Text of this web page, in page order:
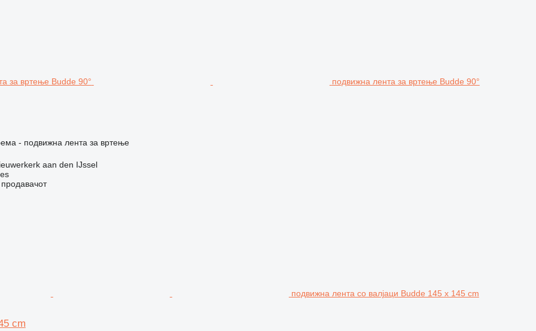
подвижна лента за вртење Budde 90°
- подвижна лента за вртење
aan den IJssel
продавачот
подвижна лента со валјаци Budde 145 x 145 cm
cm